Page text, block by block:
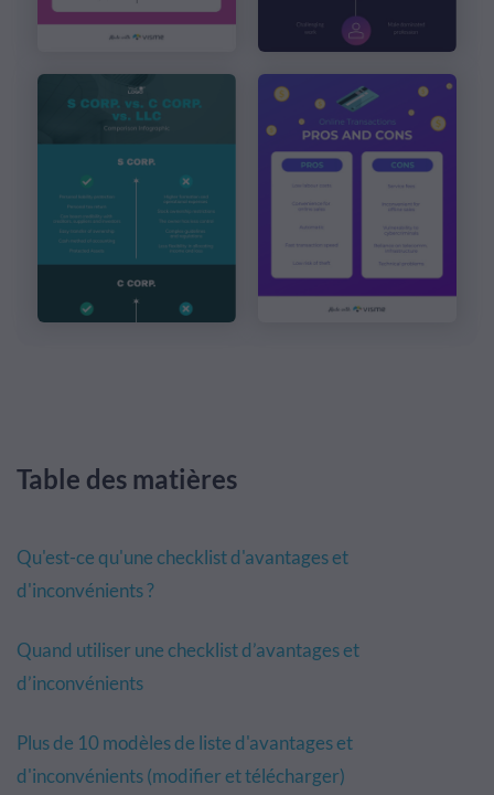
Table des matières
Qu'est-ce qu'une checklist d'avantages et
d'inconvénients ?
Quand utiliser une checklist d’avantages et
d’inconvénients
Plus de 10 modèles de liste d'avantages et
d'inconvénients (modifier et télécharger)